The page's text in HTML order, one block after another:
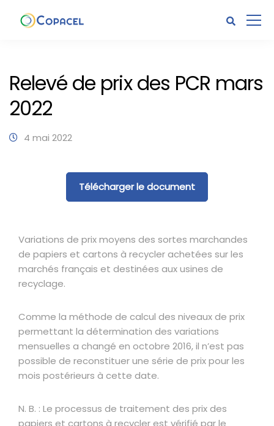
Relevé de prix des PCR mars
2022
4 mai 2022
Télécharger le document
Variations de prix moyens des sortes marchandes
de papiers et cartons à recycler achetées sur les
marchés français et destinées aux usines de
recyclage.
Comme la méthode de calcul des niveaux de prix
permettant la détermination des variations
mensuelles a changé en octobre 2016, il n’est pas
possible de reconstituer une série de prix pour les
mois postérieurs à cette date.
N. B. : Le processus de traitement des prix des
papiers et cartons à recycler est vérifié par le